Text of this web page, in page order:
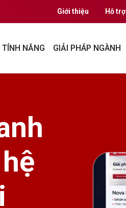
Giới thiệu Hỗ trợ
TÍNH NĂNG GIẢI PHÁP NGÀNH